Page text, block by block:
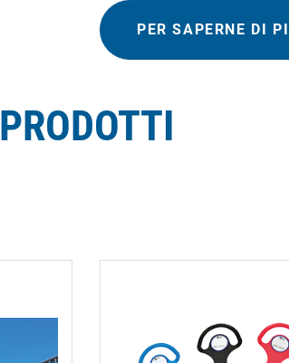
PER SAPERNE DI
PRODOTTI